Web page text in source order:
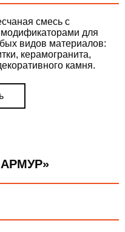
смесь с
для
видов материалов:
керамогранита,
камня.